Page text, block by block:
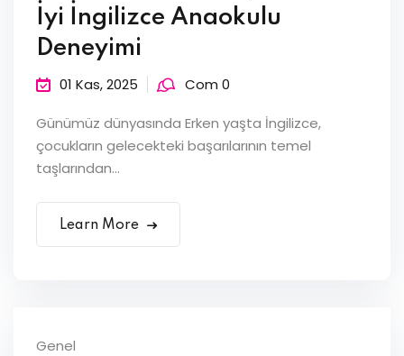
İyi İngilizce Anaokulu
Deneyimi
01 Kas, 2025 Com 0
Günümüz dünyasında Erken yaşta İngilizce,
çocukların gelecekteki başarılarının temel
taşlarından...
Learn More
Genel